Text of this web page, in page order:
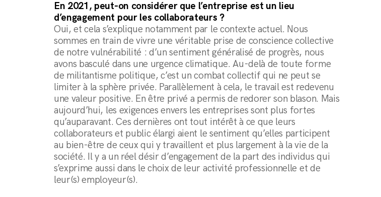
En 2021, peut-on considérer que l’entreprise est un lieu
d’engagement pour les collaborateurs ?
Oui, et cela s’explique notamment par le contexte actuel. Nous
sommes en train de vivre une véritable prise de conscience collective
de notre vulnérabilité : d’un sentiment généralisé de progrès, nous
avons basculé dans une urgence climatique. Au-delà de toute forme
de militantisme politique, c’est un combat collectif qui ne peut se
limiter à la sphère privée. Parallèlement à cela, le travail est redevenu
une valeur positive. En être privé a permis de redorer son blason. Mais
aujourd’hui, les exigences envers les entreprises sont plus fortes
qu’auparavant. Ces dernières ont tout intérêt à ce que leurs
collaborateurs et public élargi aient le sentiment qu’elles participent
au bien-être de ceux qui y travaillent et plus largement à la vie de la
société. Il y a un réel désir d’engagement de la part des individus qui
s’exprime aussi dans le choix de leur activité professionnelle et de
leur(s) employeur(s).